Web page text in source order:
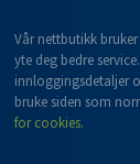
Vår nettbutikk
yte deg bedre
innloggingsdetaljer
bruke siden som
for cookies.